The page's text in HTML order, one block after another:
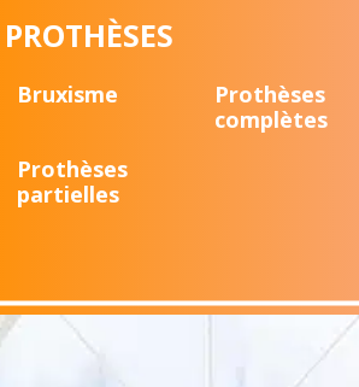
PROTHÈSES
Bruxisme
Prothèses
complètes
Prothèses
partielles